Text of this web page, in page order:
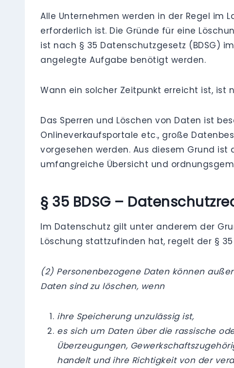
Alle Unternehmen werden in der Regel im
erforderlich ist. Die Gründe für eine
ist nach § 35 Datenschutzgesetz (BDSG)
angelegte Aufgabe benötigt werden.
Wann ein solcher Zeitpunkt erreicht ist,
Das Sperren und Löschen von Daten ist
Onlineverkaufsportale etc., große
vorgesehen werden. Aus diesem Grund ist
umfangreiche Übersicht und
§ 35 BDSG –
Im Datenschutz gilt unter anderem der
Löschung stattzufinden hat, regelt der §
(2) Personenbezogene Daten können
Daten sind zu löschen, wenn
ihre Speicherung unzulässig ist,
es sich um Daten über die rassische
Überzeugungen,
handelt und ihre Richtigkeit von der